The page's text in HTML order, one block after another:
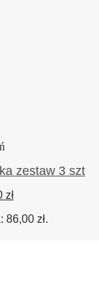
zestaw 3 szt
złAktualna
wynosi:
86,00 zł.